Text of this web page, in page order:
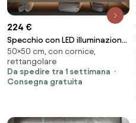
224 €
Specchio con LED illuminazione
M1 premium
50×50 cm, con cornice,
rettangolare
Da spedire tra 1 settimana
Consegna gratuita